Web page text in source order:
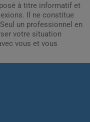
à titre informatif et
Il ne constitue
un professionnel en
votre situation
vous et vous